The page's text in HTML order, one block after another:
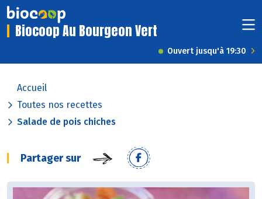
Biocoop Au Bourgeon Vert
Ouvert jusqu'à 19:30
Accueil
Toutes nos recettes
Salade de pois chiches
Partager sur